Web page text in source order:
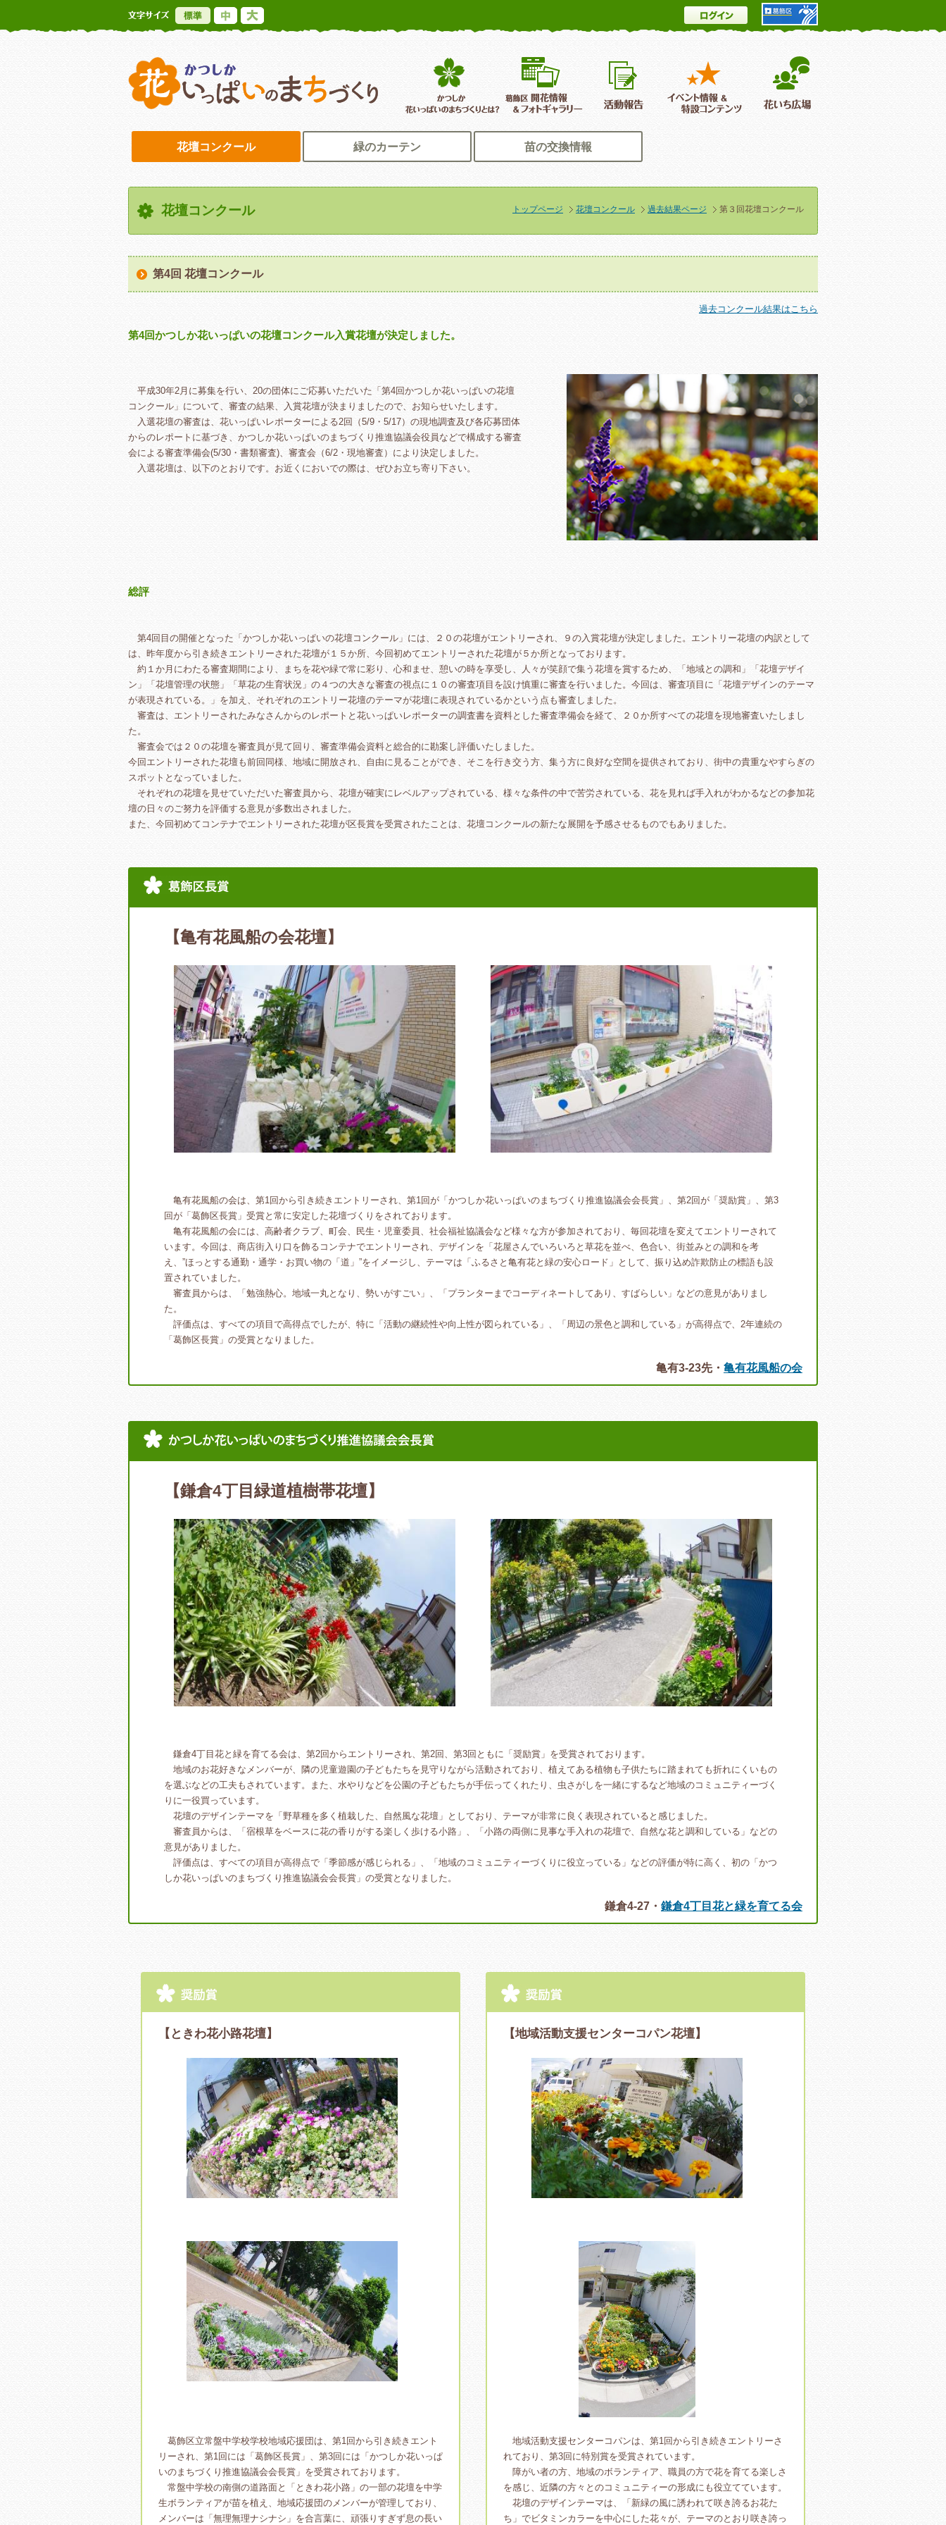
標準 ログイン
かつしか花いっぱいのまちづくり葛飾区花いっぱいのまちづくりとは葛飾区開花情報＆フォトギャラリー イベント情報 ＆特設コンテンツ
花壇コンクール 緑のカーテン 苗の交換情報
花壇コンクール トップページ 花壇コンクール 過去結果ページ 第３回花壇コンクール
第4回 花壇コンクール
過去コンクール結果はこちら
第4回かつしか花いっぱいの花壇コンクール入賞花壇が決定しました。
平成30年2月に募集を行い、20の団体にご応募いただいた「第4回かつしか花いっぱいの花壇
コンクール」について、審査の結果、入賞花壇が決まりましたので、お知らせいたします。
入選花壇の審査は、花いっぱいレポーターによる2回（5/9・5/17）の現地調査及び各応募団体
からのレポートに基づき、かつしか花いっぱいのまちづくり推進協議会役員などで構成する審査
会による審査準備会(5/30・書類審査)、審査会（6/2・現地審査）により決定しました。
入選花壇は、以下のとおりです。お近くにおいでの際は、ぜひお立ち寄り下さい。
総評
第4回目の開催となった「かつしか花いっぱいの花壇コンクール」には、２０の花壇がエントリーされ、９の入賞花壇が決定しました。エントリー花壇の内訳として
は、昨年度から引き続きエントリーされた花壇が１５か所、今回初めてエントリーされた花壇が５か所となっております。
約１か月にわたる審査期間により、まちを花や緑で常に彩り、心和ませ、憩いの時を享受し、人々が笑顔で集う花壇を賞するため、「地域との調和」「花壇デザイ
ン」「花壇管理の状態」「草花の生育状況」の４つの大きな審査の視点に１０の審査項目を設け慎重に審査を行いました。今回は、審査項目に「花壇デザインのテーマ
が表現されている。」を加え、それぞれのエントリー花壇のテーマが花壇に表現されているかという点も審査しました。
審査は、エントリーされたみなさんからのレポートと花いっぱいレポーターの調査書を資料とした審査準備会を経て、２０か所すべての花壇を現地審査いたしまし
た。
審査会では２０の花壇を審査員が見て回り、審査準備会資料と総合的に勘案し評価いたしました。
今回エントリーされた花壇も前回同様、地域に開放され、自由に見ることができ、そこを行き交う方、集う方に良好な空間を提供されており、街中の貴重なやすらぎの
スポットとなっていました。
それぞれの花壇を見せていただいた審査員から、花壇が確実にレベルアップされている、様々な条件の中で苦労されている、花を見れば手入れがわかるなどの参加花
壇の日々のご努力を評価する意見が多数出されました。
また、今回初めてコンテナでエントリーされた花壇が区長賞を受賞されたことは、花壇コンクールの新たな展開を予感させるものでもありました。
【亀有花風船の会花壇】
亀有花風船の会は、第1回から引き続きエントリーされ、第1回が「かつしか花いっぱいのまちづくり推進協議会会長賞」、第2回が「奨励賞」、第3
回が「葛飾区長賞」受賞と常に安定した花壇づくりをされております。
亀有花風船の会には、高齢者クラブ、町会、民生・児童委員、社会福祉協議会など様々な方が参加されており、毎回花壇を変えてエントリーされて
います。今回は、商店街入り口を飾るコンテナでエントリーされ、デザインを「花屋さんでいろいろと草花を並べ、色合い、街並みとの調和を考
え、”ほっとする通勤・通学・お買い物の「道」”をイメージし、テーマは「ふるさと亀有花と緑の安心ロード」として、振り込め詐欺防止の標語も設
置されていました。
審査員からは、「勉強熱心。地域一丸となり、勢いがすごい」、「プランターまでコーディネートしてあり、すばらしい」などの意見がありまし
た。
評価点は、すべての項目で高得点でしたが、特に「活動の継続性や向上性が図られている」、「周辺の景色と調和している」が高得点で、2年連続の
「葛飾区長賞」の受賞となりました。
亀有3-23先・ 亀有花風船の会
【鎌倉4丁目緑道植樹帯花壇】
鎌倉4丁目花と緑を育てる会は、第2回からエントリーされ、第2回、第3回ともに「奨励賞」を受賞されております。
地域のお花好きなメンバーが、隣の児童遊園の子どもたちを見守りながら活動されており、植えてある植物も子供たちに踏まれても折れにくいもの
を選ぶなどの工夫もされています。また、水やりなどを公園の子どもたちが手伝ってくれたり、虫さがしを一緒にするなど地域のコミュニティーづく
りに一役買っています。
花壇のデザインテーマを「野草種を多く植栽した、自然風な花壇」としており、テーマが非常に良く表現されていると感じました。
審査員からは、「宿根草をベースに花の香りがする楽しく歩ける小路」、「小路の両側に見事な手入れの花壇で、自然な花と調和している」などの
意見がありました。
評価点は、すべての項目が高得点で「季節感が感じられる」、「地域のコミュニティーづくりに役立っている」などの評価が特に高く、初の「かつ
しか花いっぱいのまちづくり推進協議会会長賞」の受賞となりました。
鎌倉4-27・ 鎌倉4丁目花と緑を育てる会
【ときわ花小路花壇】
葛飾区立常盤中学校学校地域応援団は、第1回から引き続きエント
リーされ、第1回には「葛飾区長賞」、第3回には「かつしか花いっぱ
いのまちづくり推進協議会会長賞」を受賞されております。
常盤中学校の南側の道路面と「ときわ花小路」の一部の花壇を中学
生ボランティアが苗を植え、地域応援団のメンバーが管理しており、
メンバーは「無理無理ナシナシ」を合言葉に、頑張りすぎず息の長い
【地域活動支援センターコパン花壇】
地域活動支援センターコパンは、第1回から引き続きエントリーさ
れており、第3回に特別賞を受賞されています。
障がい者の方、地域のボランティア、職員の方で花を育てる楽しさ
を感じ、近隣の方々とのコミュニティーの形成にも役立てています。
花壇のデザインテーマは、「新緑の風に誘われて咲き誇るお花た
ち」でビタミンカラーを中心にした花々が、テーマのとおり咲き誇っ